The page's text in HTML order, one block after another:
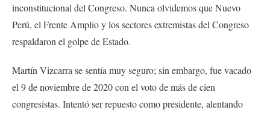
inconstitucional del Congreso. Nunca olvidemos que Nuevo
Perú, el Frente Amplio y los sectores extremistas del Congreso
respaldaron el golpe de Estado.
Martín Vizcarra se sentía muy seguro; sin embargo, fue vacado
el 9 de noviembre de 2020 con el voto de más de cien
congresistas. Intentó ser repuesto como presidente, alentando